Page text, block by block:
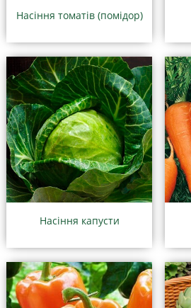
Насіння томатів (помідор)
Насіння капусти